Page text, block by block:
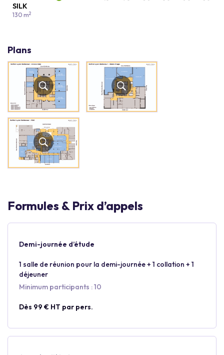
SILK
130 m2
Plans
Formules & Prix d’appels
Demi-journée d’étude
1 salle de réunion pour la demi-journée + 1 collation + 1
déjeuner
Minimum participants : 10
Dès 99 € HT par pers.